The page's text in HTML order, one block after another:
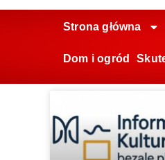
Strona główna
Dom i ogród